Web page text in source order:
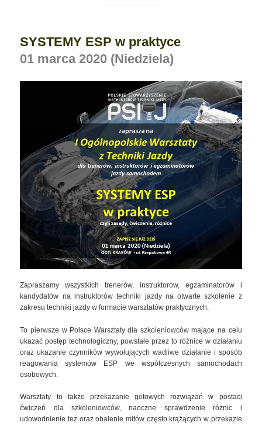
SYSTEMY ESP w praktyce
01 marca 2020 (Niedziela)
Zapraszamy wszystkich trenerów, instruktorów, egzaminatorów i
kandydatów na instruktorów techniki jazdy na otwarte szkolenie z
zakresu techniki jazdy w formacie warsztatów praktycznych.
To pierwsze w Polsce Warsztaty dla szkoleniowców mające na celu
ukazać postęp technologiczny, powstałe przez to różnice w działaniu
oraz ukazanie czynników wywołujących wadliwe działanie i sposób
reagowania systemów ESP we współczesnych samochodach
osobowych.
Warsztaty to także przekazanie gotowych rozwiązań w postaci
ćwiczeń dla szkoleniowców, naoczne sprawdzenie różnic i
udowodnienie tez oraz obalenie mitów często krążących w przekazie